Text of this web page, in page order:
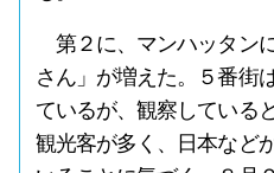
第２に、マンハッタン
さん」が増えた。５番街
ているが、観察している
観光客が多く、日本など